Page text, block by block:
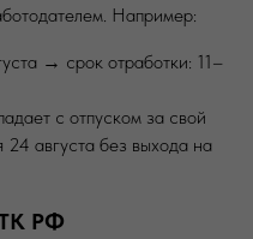
Например:
→ срок отработки: 11–
с отпуском за свой
24 августа без выхода на
РФ